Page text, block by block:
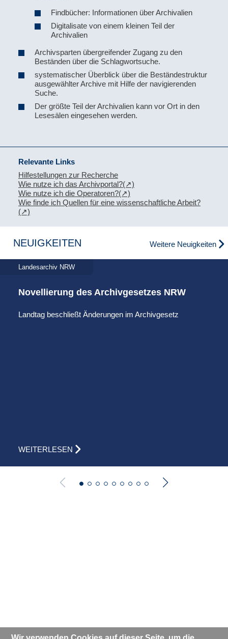
Findbücher: Informationen über Archivalien
Digitalisate von einem kleinen Teil der
Archivalien
Archivsparten übergreifender Zugang zu den
Beständen über die Schlagwortsuche.
systematischer Überblick über die Beständestruktur
ausgewählter Archive mit Hilfe der navigierenden
Suche.
Der größte Teil der Archivalien kann vor Ort in den
Lesesälen eingesehen werden.
Relevante Links
Hilfestellungen zur Recherche
Wie nutze ich das Archivportal?
Wie nutze ich die Operatoren?
Wie finde ich Quellen für eine wissenschaftliche Arbeit?
NEUIGKEITEN Weitere Neuigkeiten
Landesarchiv NRW
Novellierung des Archivgesetzes NRW
Landtag beschließt Änderungen im Archivgesetz
WEITERLESEN